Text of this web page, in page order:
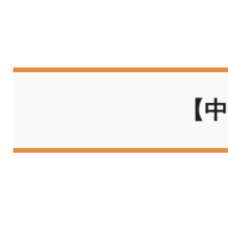
【